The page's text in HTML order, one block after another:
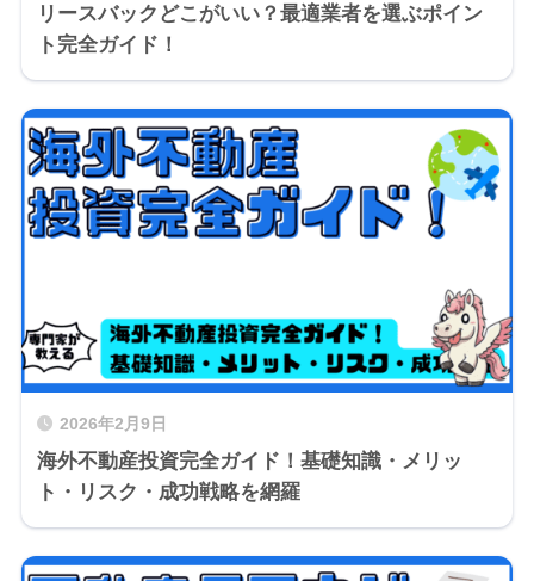
リースバックどこがいい？最適業者を選ぶポイン
ト完全ガイド！
2026年2月9日
海外不動産投資完全ガイド！基礎知識・メリッ
ト・リスク・成功戦略を網羅